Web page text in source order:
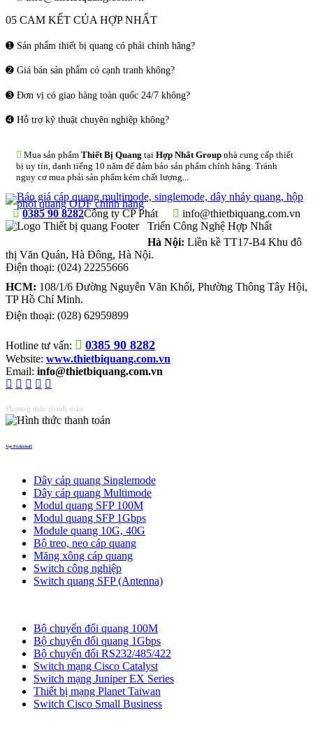
05 CAM KẾT CỦA HỢP NHẤT
➊ Sản phẩm thiết bị quang có phải chính hãng?
➋ Giá bán sản phẩm có cạnh tranh không?
➌ Đơn vị có giao hàng toàn quốc 24/7 không?
➍ Hỗ trợ kỹ thuật chuyên nghiệp không?
Mua sản phẩm Thiết Bị Quang tại Hợp Nhất Group nhà cung cấp thiết
bị uy tín, danh tiếng 10 năm để đảm bảo sản phẩm chính hãng. Tránh
nguy cơ mua phải sản phẩm kém chất lượng...
0385 90 8282 info@thietbiquang.com.vn
Công ty CP Phát
Triển Công Nghệ Hợp Nhất
Hà Nội: Liền kề TT17-B4 Khu đô
thị Văn Quán, Hà Đông, Hà Nội.
Điện thoại: (024) 22255666
HCM: 108/1/6 Đường Nguyễn Văn Khối, Phường Thông Tây Hội,
TP Hồ Chí Minh.
Điện thoại: (028) 62959899
Hotline tư vấn: 0385 90 8282
Website: www.thietbiquang.com.vn
Email: info@thietbiquang.com.vn
Phương thức thanh toán
Vợt Pickleball
Dây cáp quang Singlemode
Dây cáp quang Multimode
Modul quang SFP 100M
Modul quang SFP 1Gbps
Module quang 10G, 40G
Bộ treo, neo cáp quang
Măng xông cáp quang
Switch công nghiệp
Switch quang SFP (Antenna)
Bộ chuyển đổi quang 100M
Bộ chuyển đổi quang 1Gbps
Bộ chuyển đối RS232/485/422
Switch mạng Cisco Catalyst
Switch mạng Juniper EX Series
Thiết bị mạng Planet Taiwan
Switch Cisco Small Business